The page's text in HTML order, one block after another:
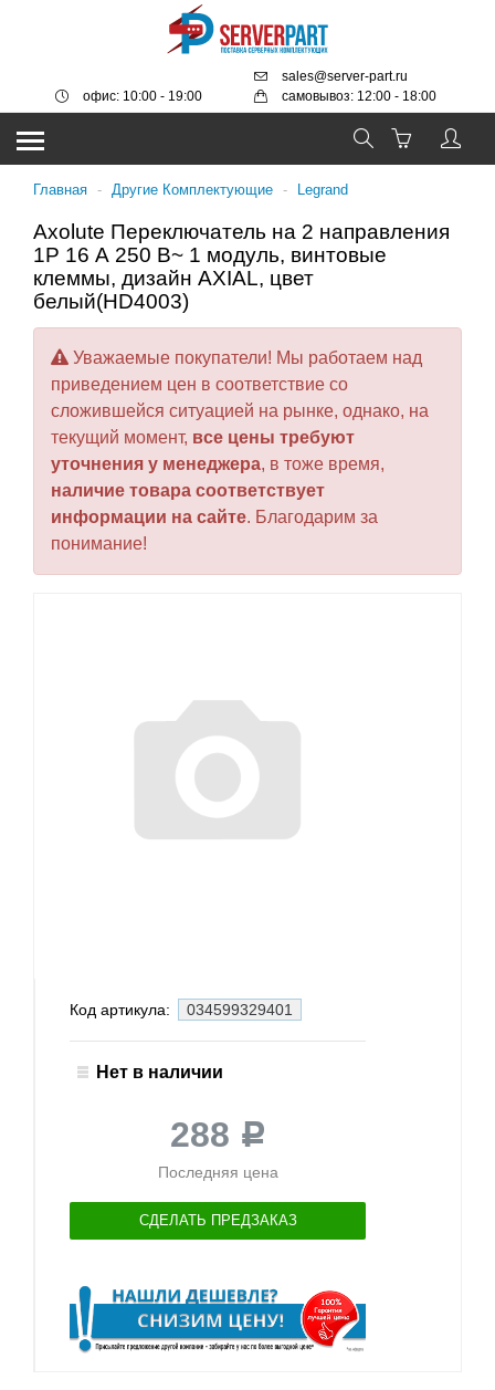
sales@server-part.ru
самовывоз: 12:00 - 18:00
офис: 10:00 - 19:00
Главная - Другие Комплектующие - Legrand
Axolute Переключатель на 2 направления
1Р 16 А 250 В~ 1 модуль, винтовые
клеммы, дизайн AXIAL, цвет
белый(HD4003)
Уважаемые покупатели! Мы работаем над
приведением цен в соответствие со
сложившейся ситуацией на рынке, однако, на
текущий момент, все цены требуют
уточнения у менеджера, в тоже время,
наличие товара соответствует
информации на сайте. Благодарим за
понимание!
Код артикула: 034599329401
Нет в наличии
288 Р
Последняя цена
СДЕЛАТЬ ПРЕДЗАКАЗ